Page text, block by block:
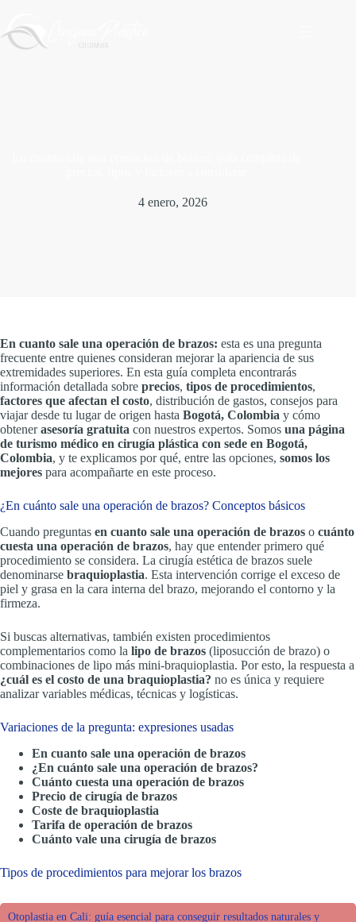
contenido
4 enero, 2026
En cuanto sale una operación de brazos: esta es una pregunta
frecuente entre quienes consideran mejorar la apariencia de sus
extremidades superiores. En esta guía completa encontrarás
información detallada sobre precios, tipos de procedimientos,
factores que afectan el costo, distribución de gastos, consejos para
viajar desde tu lugar de origen hasta Bogotá, Colombia y cómo
obtenerasesoría gratuita con nuestros expertos. Somos una página
de turismo médico en cirugía plástica con sede en Bogotá,
Colombia, y te explicamos por qué, entre las opciones, somos los
mejores para acompañarte en este proceso.
¿En cuánto sale una operación de brazos? Conceptos básicos
Cuando preguntas en cuanto sale una operación de brazos o cuánto
cuesta una operación de brazos, hay que entender primero qué
procedimiento se considera. La cirugía estética de brazos suele
denominarse braquioplastia. Esta intervención corrige el exceso de
piel y grasa en la cara interna del brazo, mejorando el contorno y la
firmeza.
Si buscas alternativas, también existen procedimientos
complementarios como la lipo de brazos (liposucción de brazo) o
combinaciones de lipo más mini-braquioplastia. Por esto, la respuesta a
¿cuál es el costo de una braquioplastia? no es única y requiere
analizar variables médicas, técnicas y logísticas.
Variaciones de la pregunta: expresiones usadas
En cuanto sale una operación de brazos
¿En cuánto sale una operación de brazos?
Cuánto cuesta una operación de brazos
Precio de cirugía de brazos
Coste de braquioplastia
Tarifa de operación de brazos
Cuánto vale una cirugía de brazos
Tipos de procedimientos para mejorar los brazos
Otoplastia en Cali: guía esencial para conseguir resultados naturales y